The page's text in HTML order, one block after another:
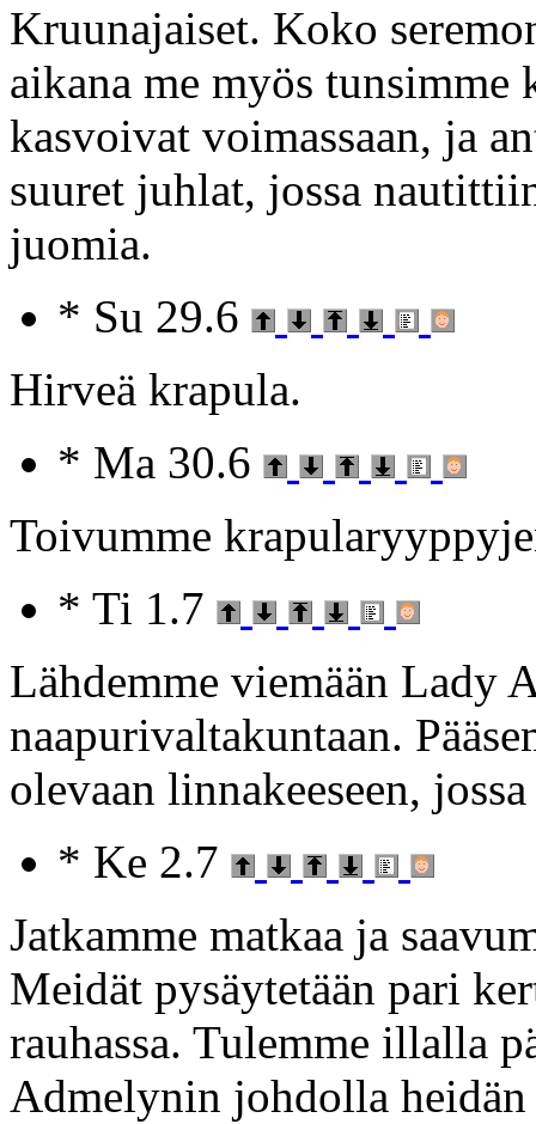
Kruunajaiset. Koko
aikana me myös
kasvoivat voimassaan, ja
suuret juhlat, jossa
juomia.
* Su 29.6
Hirveä krapula.
* Ma 30.6
Toivumme
* Ti 1.7
Lähdemme viemään Lady
naapurivaltakuntaan.
olevaan linnakeeseen,
* Ke 2.7
Jatkamme matkaa ja
Meidät pysäytetään pari
rauhassa. Tulemme illalla
Admelynin johdolla